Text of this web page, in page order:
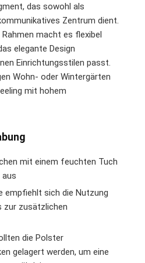
das sowohl als
Zentrum dient.
macht es flexibel
elegante Design
Einrichtungsstilen passt.
Wohn- oder Wintergärten
mit hohem
mit einem feuchten Tuch
empfiehlt sich die Nutzung
zur zusätzlichen
die Polster
gelagert werden, um eine